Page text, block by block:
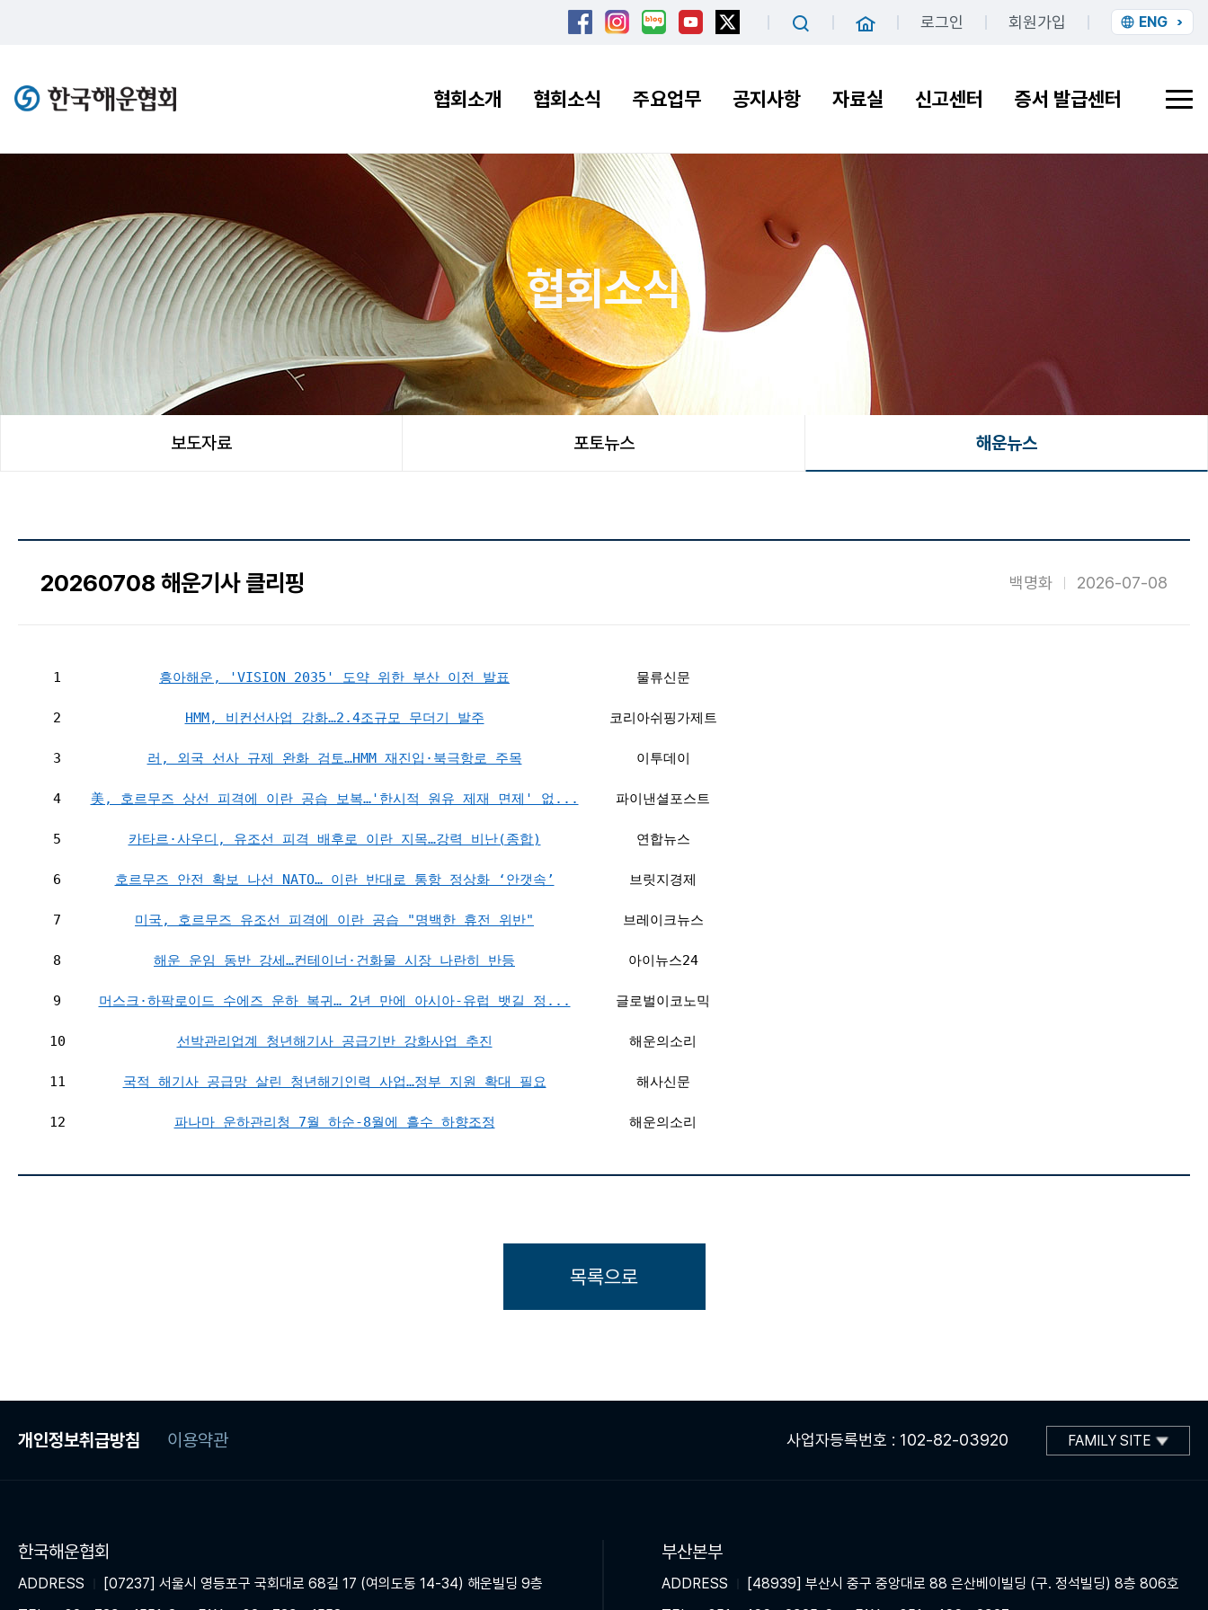
검색 홈 로그인 회원가입 ENG
한국해운협회 협회소개 협회소식 주요업무 공지사항 자료실 신고센터 증서 발급센터
협회소식
보도자료 포토뉴스 해운뉴스
20260708 해운기사 클리핑 백명화 2026-07-08
1 흥아해운, 'VISION 2035' 도약 위한 부산 이전 발표 물류신문
2 HMM, 비컨선사업 강화…2.4조규모 무더기 발주 코리아쉬핑가제트
3 러, 외국 선사 규제 완화 검토…HMM 재진입·북극항로 주목 이투데이
4 美, 호르무즈 상선 피격에 이란 공습 보복…'한시적 원유 제재 면제' 없... 파이낸셜포스트
5 카타르·사우디, 유조선 피격 배후로 이란 지목…강력 비난(종합) 연합뉴스
6 호르무즈 안전 확보 나선 NATO… 이란 반대로 통항 정상화 ‘안갯속’ 브릿지경제
7 미국, 호르무즈 유조선 피격에 이란 공습 "명백한 휴전 위반" 브레이크뉴스
8 해운 운임 동반 강세…컨테이너·건화물 시장 나란히 반등 아이뉴스24
9 머스크·하팍로이드 수에즈 운하 복귀… 2년 만에 아시아-유럽 뱃길 정... 글로벌이코노믹
10 선박관리업계 청년해기사 공급기반 강화사업 추진 해운의소리
11 국적 해기사 공급망 살린 청년해기인력 사업…정부 지원 확대 필요 해사신문
12 파나마 운하관리청 7월 하순-8월에 흘수 하향조정 해운의소리
목록으로
개인정보취급방침 이용약관 사업자등록번호 : 102-82-03920 FAMILY SITE
한국해운협회
ADDRESS
[07237] 서울시 영등포구 국회대로 68길 17 (여의도동 14-34) 해운빌딩 9층
부산본부
ADDRESS
[48939] 부산시 중구 중앙대로 88 은산베이빌딩 (구. 정석빌딩) 8층 806호